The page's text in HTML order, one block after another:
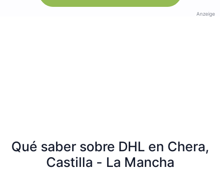
Anzeige
Qué saber sobre DHL en Chera,
Castilla - La Mancha